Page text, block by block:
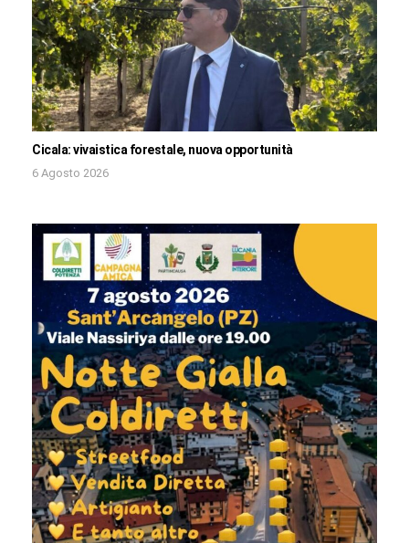
Cicala: vivaistica forestale, nuova opportunità
6 Agosto 2026